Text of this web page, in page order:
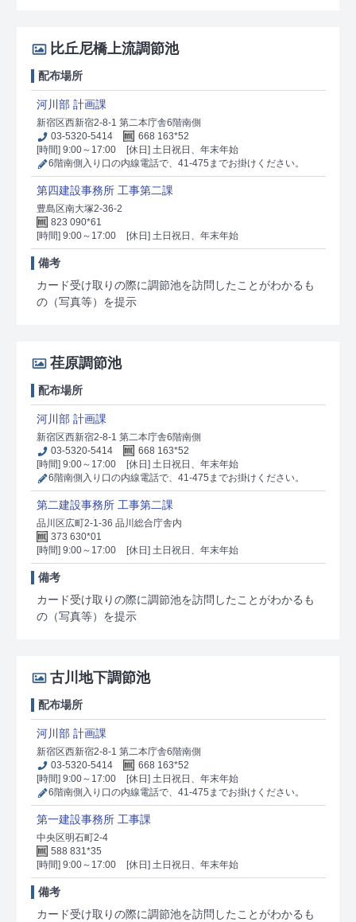
比丘尼橋上流調節池
配布場所
河川部 計画課
新宿区西新宿2-8-1 第二本庁舎6階南側
03-5320-5414
668 163*52
[時間] 9:00～17:00
[休日] 土日祝日、年末年始
6階南側入り口の内線電話で、41-475までお掛けください。
第四建設事務所 工事第二課
豊島区南大塚2-36-2
823 090*61
[時間] 9:00～17:00
[休日] 土日祝日、年末年始
備考
カード受け取りの際に調節池を訪問したことがわかるも
の（写真等）を提示
荏原調節池
配布場所
河川部 計画課
新宿区西新宿2-8-1 第二本庁舎6階南側
03-5320-5414
668 163*52
[時間] 9:00～17:00
[休日] 土日祝日、年末年始
6階南側入り口の内線電話で、41-475までお掛けください。
第二建設事務所 工事第二課
品川区広町2-1-36 品川総合庁舎内
373 630*01
[時間] 9:00～17:00
[休日] 土日祝日、年末年始
備考
カード受け取りの際に調節池を訪問したことがわかるも
の（写真等）を提示
古川地下調節池
配布場所
河川部 計画課
新宿区西新宿2-8-1 第二本庁舎6階南側
03-5320-5414
668 163*52
[時間] 9:00～17:00
[休日] 土日祝日、年末年始
6階南側入り口の内線電話で、41-475までお掛けください。
第一建設事務所 工事課
中央区明石町2-4
588 831*35
[時間] 9:00～17:00
[休日] 土日祝日、年末年始
備考
カード受け取りの際に調節池を訪問したことがわかるも